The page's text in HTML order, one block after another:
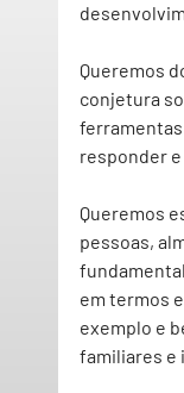
Queremos
conjetura
responder
Queremos
pessoas,
em termos
exemplo e
familiares e